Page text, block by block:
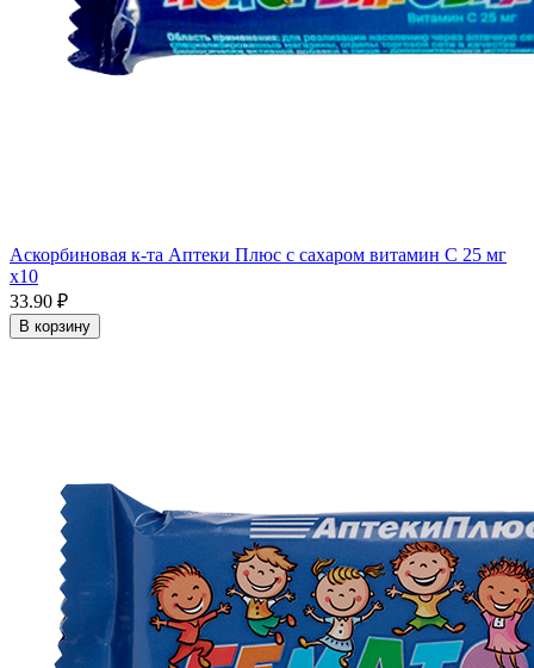
Аскорбиновая к-та Аптеки Плюс с сахаром витамин С 25 мг
x10
33.90 ₽
В корзину